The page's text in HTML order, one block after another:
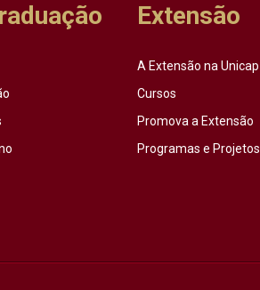
Extensão
A Extensão na Unicap
Cursos
Promova a Extensão
Programas e Projetos